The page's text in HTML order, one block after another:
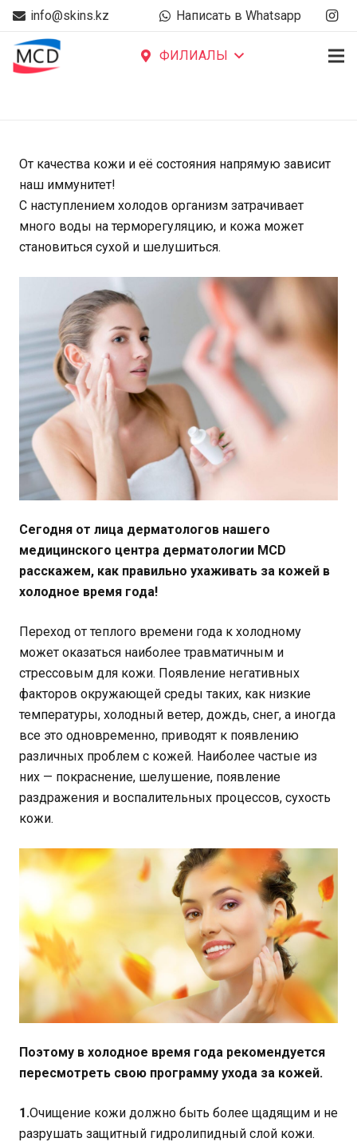
info@skins.kz Написать в Whatsapp
ФИЛИАЛЫ
От качества кожи и её состояния напрямую зависит
наш иммунитет!
С наступлением холодов организм затрачивает
много воды на терморегуляцию, и кожа может
становиться сухой и шелушиться.
Сегодня от лица дерматологов нашего
медицинского центра дерматологии MCD
расскажем, как правильно ухаживать за кожей в
холодное время года!
Переход от теплого времени года к холодному
может оказаться наиболее травматичным и
стрессовым для кожи. Появление негативных
факторов окружающей среды таких, как низкие
температуры, холодный ветер, дождь, снег, а иногда
все это одновременно, приводят к появлению
различных проблем с кожей. Наиболее частые из
них — покраснение, шелушение, появление
раздражения и воспалительных процессов, сухость
кожи.
Поэтому в холодное время года рекомендуется
пересмотреть свою программу ухода за кожей.
1.Очищение кожи должно быть более щадящим и не
разрушать защитный гидролипидный слой кожи.